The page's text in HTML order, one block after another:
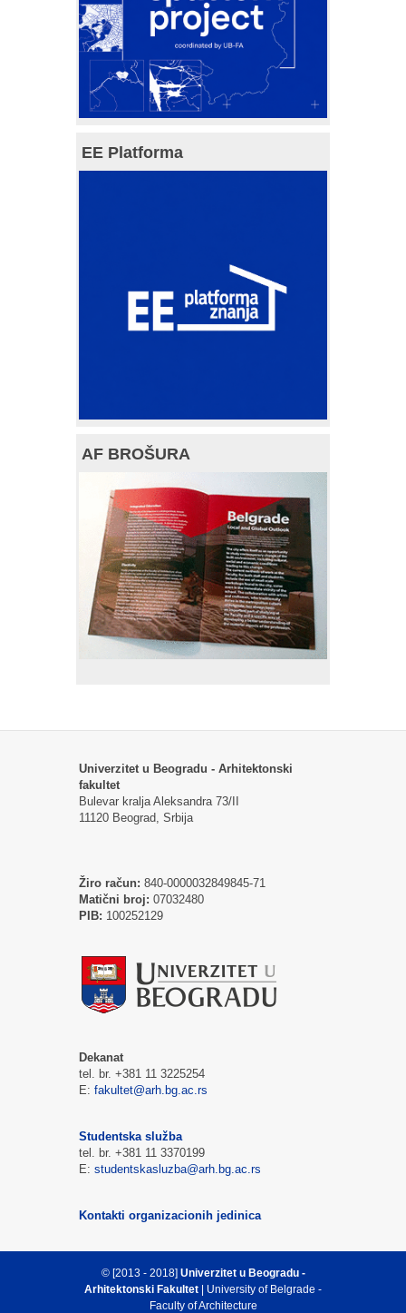
EE Platforma
AF BROŠURA
Univerzitet u Beogradu - Arhitektonski
fakultet
Bulevar kralja Aleksandra 73/II
11120 Beograd, Srbija
Žiro račun: 840-0000032849845-71
Matični broj: 07032480
PIB: 100252129
Dekanat
tel. br. +381 11 3225254
E: fakultet@arh.bg.ac.rs
Studentska služba
tel. br. +381 11 3370199
E: studentskasluzba@arh.bg.ac.rs
Kontakti organizacionih jedinica
© [2013 - 2018] Univerzitet u Beogradu -
Arhitektonski Fakultet | University of Belgrade -
Faculty of Architecture